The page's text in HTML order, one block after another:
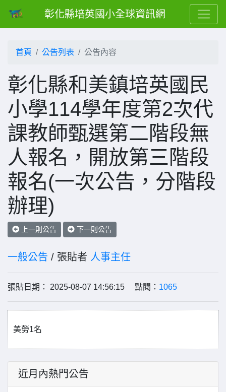
彰化縣培英國小全球資訊網
首頁 公告列表 公告內容
彰化縣和美鎮培英國民
小學114學年度第2次代
課教師甄選第二階段無
人報名，開放第三階段
報名(一次公告，分階段
辦理)
上一則公告 下一則公告
一般公告 / 張貼者 人事主任
張貼日期： 2025-08-07 14:56:15 點閱： 1065
美勞1名
近月內熱門公告